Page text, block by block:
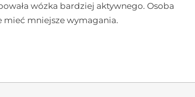
wózka bardziej aktywnego. Osoba
mieć mniejsze wymagania.